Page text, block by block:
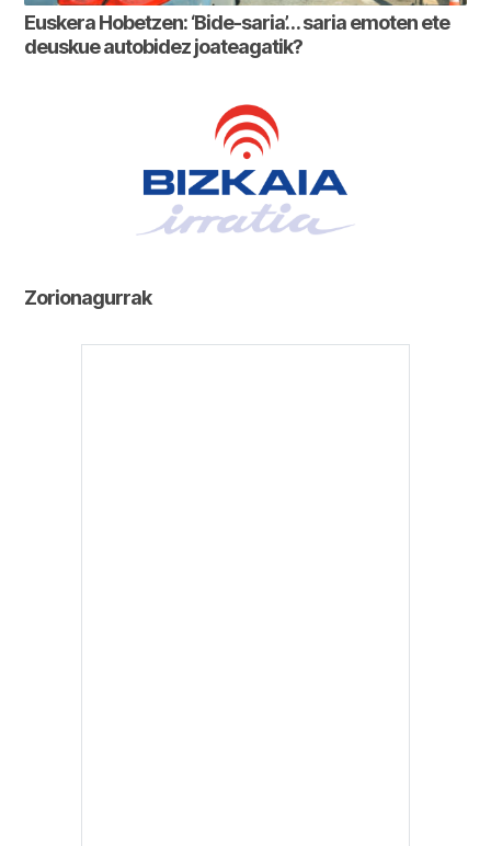
Euskera Hobetzen: ‘Bide-saria’… saria emoten ete
deuskue autobidez joateagatik?
Zorionagurrak